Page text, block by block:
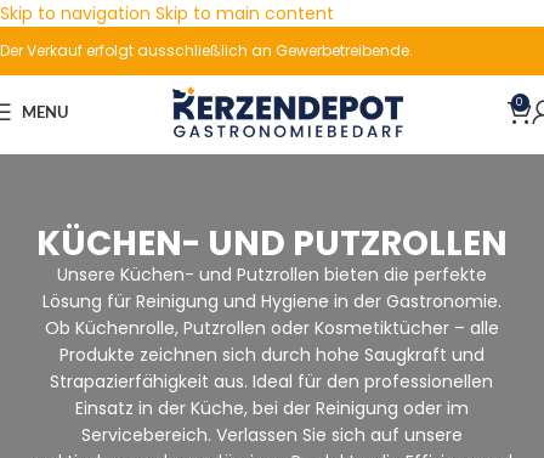
Skip to navigation Skip to main content
Der Verkauf erfolgt ausschließlich an Gewerbetreibende.
MENU 0
KÜCHEN- UND PUTZROLLEN
Unsere Küchen- und Putzrollen bieten die perfekte
Lösung für Reinigung und Hygiene in der Gastronomie.
Ob Küchenrolle, Putzrollen oder Kosmetiktücher – alle
Produkte zeichnen sich durch hohe Saugkraft und
Strapazierfähigkeit aus. Ideal für den professionellen
Einsatz in der Küche, bei der Reinigung oder im
Servicebereich. Verlassen Sie sich auf unsere